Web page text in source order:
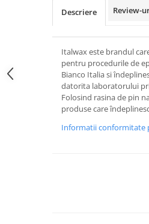
Descriere Review-
Italwax este brandul
pentru procedurile de
Bianco Italia si
datorita laboratorului
Folosind rasina de pin
produse care
Informatii conformitate